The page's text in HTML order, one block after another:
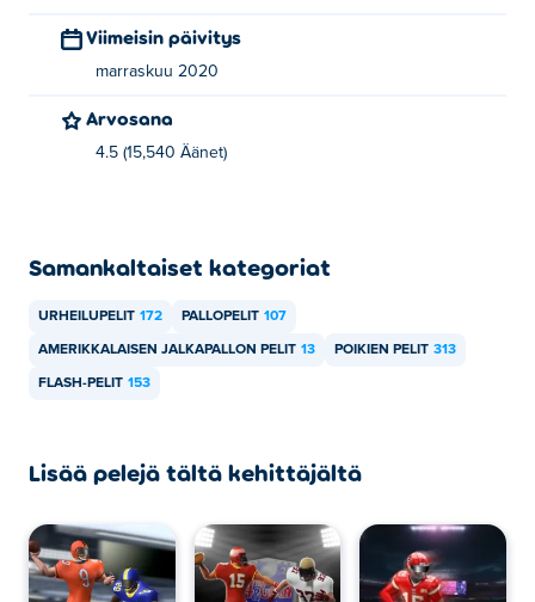
Viimeisin päivitys
marraskuu 2020
Arvosana
4.5 (15,540 Äänet)
Samankaltaiset kategoriat
URHEILUPELIT 172 PALLOPELIT 107
AMERIKKALAISEN JALKAPALLON PELIT 13 POIKIEN PELIT 313
FLASH-PELIT 153
Lisää pelejä tältä kehittäjältä